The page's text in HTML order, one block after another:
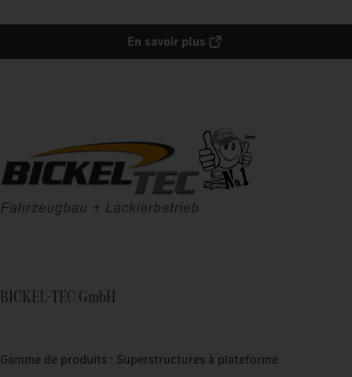
En savoir plus
BICKEL-TEC GmbH
Gamme de produits : Superstructures à plateforme